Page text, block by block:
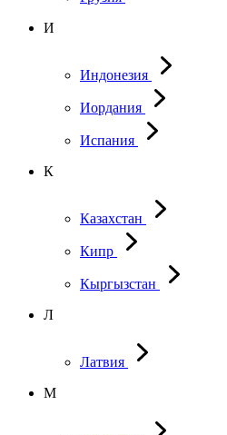
И
Индонезия
Иордания
Испания
К
Казахстан
Кипр
Кыргызстан
Л
Латвия
М